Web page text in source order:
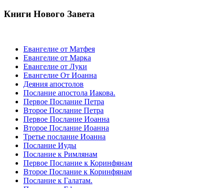
Книги Нового Завета
Евангелие от Матфея
Евангелие от Марка
Евангелие от Луки
Евангелие От Иоанна
Деяния апостолов
Послание апостола Иакова.
Первое Послание Петра
Второе Послание Петра
Первое Послание Иоанна
Второе Послание Иоанна
Третье послание Иоанна
Послание Иуды
Послание к Римлянам
Первое Послание к Коринфянам
Второе Послание к Коринфянам
Послание к Галатам.